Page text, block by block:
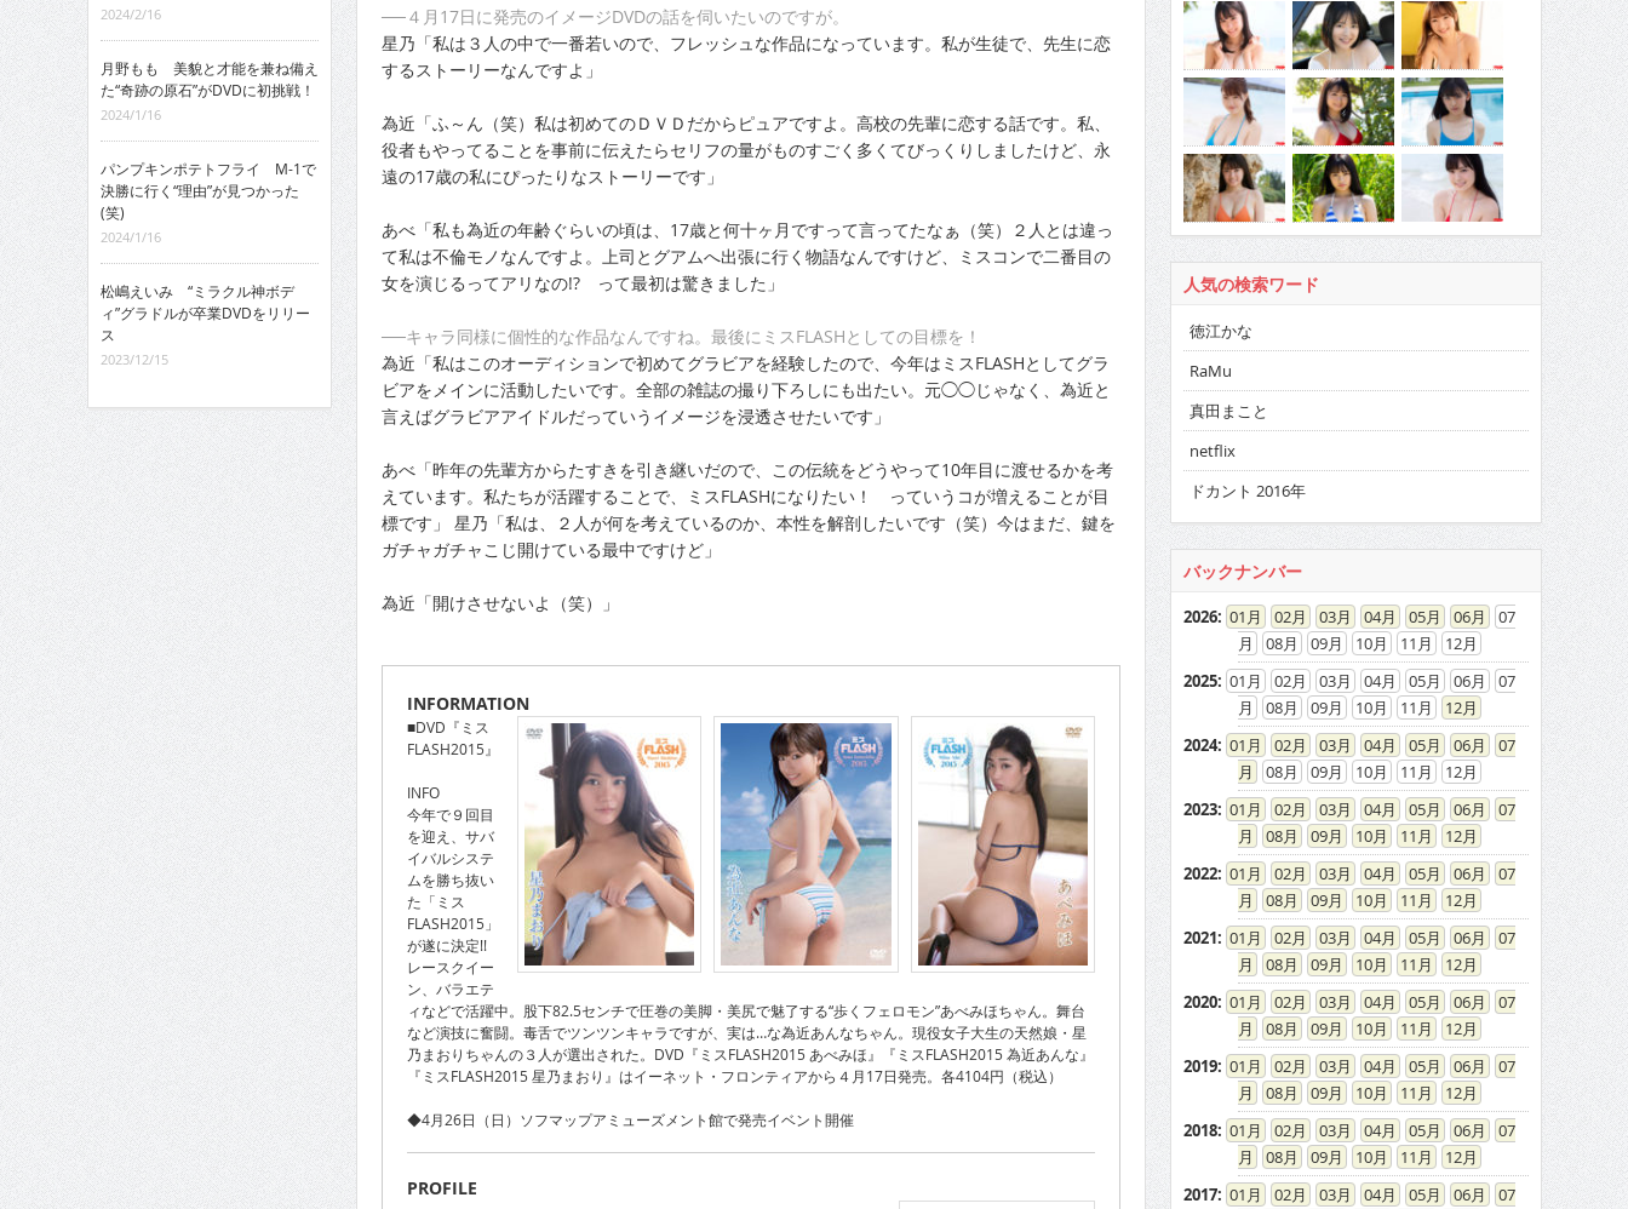
──４月17日に発売のイメージDVDの話を伺いたいのですが。
星乃「私は３人の中で一番若いので、フレッシュな作品になっています。私が生徒で、先生に恋
するストーリーなんですよ」
為近「ふ～ん（笑）私は初めてのＤＶＤだからピュアですよ。高校の先輩に恋する話です。私、
役者もやってることを事前に伝えたらセリフの量がものすごく多くてびっくりしましたけど、永
遠の17歳の私にぴったりなストーリーです」
あべ「私も為近の年齢ぐらいの頃は、17歳と何十ヶ月ですって言ってたなぁ（笑）２人とは違っ
て私は不倫モノなんですよ。上司とグアムへ出張に行く物語なんですけど、ミスコンで二番目の
女を演じるってアリなの!? って最初は驚きました」
──キャラ同様に個性的な作品なんですね。最後にミスFLASHとしての目標を！
為近「私はこのオーディションで初めてグラビアを経験したので、今年はミスFLASHとしてグラ
ビアをメインに活動したいです。全部の雑誌の撮り下ろしにも出たい。元◯◯じゃなく、為近と
言えばグラビアアイドルだっていうイメージを浸透させたいです」
あべ「昨年の先輩方からたすきを引き継いだので、この伝統をどうやって10年目に渡せるかを考
えています。私たちが活躍することで、ミスFLASHになりたい！ っていうコが増えることが目
標です」 星乃「私は、２人が何を考えているのか、本性を解剖したいです（笑）今はまだ、鍵を
ガチャガチャこじ開けている最中ですけど」
為近「開けさせないよ（笑）」
INFORMATION
■DVD『ミス
FLASH2015』
INFO
今年で９回目
を迎え、サバ
イバルシステ
ムを勝ち抜い
た「ミス
FLASH2015」
が遂に決定!!
レースクイー
ン、バラエテ
ィなどで活躍中。股下82.5センチで圧巻の美脚・美尻で魅了する“歩くフェロモン”あべみほちゃん。舞台
など演技に奮闘。毒舌でツンツンキャラですが、実は…な為近あんなちゃん。現役女子大生の天然娘・星
乃まおりちゃんの３人が選出された。DVD『ミスFLASH2015 あべみほ』『ミスFLASH2015 為近あんな』
『ミスFLASH2015 星乃まおり』はイーネット・フロンティアから４月17日発売。各4104円（税込）
◆4月26日（日）ソフマップアミューズメント館で発売イベント開催
PROFILE
2024/2/16
月野もも 美貌と才能を兼ね備え
た“奇跡の原石”がDVDに初挑戦！
2024/1/16
パンプキンポテトフライ M-1で
決勝に行く“理由”が見つかった
(笑)
2024/1/16
松嶋えいみ “ミラクル神ボデ
ィ”グラドルが卒業DVDをリリー
ス
2023/12/15
人気の検索ワード
徳江かな
RaMu
真田まこと
netflix
ドカント 2016年
バックナンバー
2026: 01 02 03 04 05 06
07
08
09 10 11
12
2025: 01 02 03 04 05 06
07
08
09 10 11
12
2024: 01 02 03 04 05 06
07
08
09 10 11
12
2023: 01 02 03 04 05 06
07
08
09 10 11
12
2022: 01 02 03 04 05 06
07
08
09 10 11
12
2021: 01 02 03 04 05 06
07
08
09 10 11
12
2020: 01 02 03 04 05 06
07
08
09 10 11
12
2019: 01 02 03 04 05 06
07
08
09 10 11
12
2018: 01 02 03 04 05 06
07
08
09 10 11
12
2017: 01 02 03 04 05 06
07